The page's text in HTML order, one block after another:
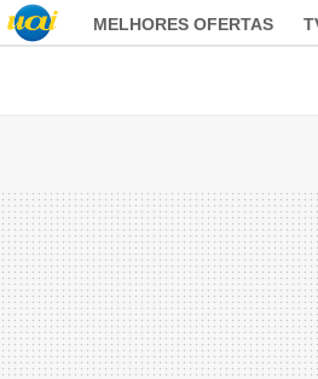
MELHORES OFERTAS